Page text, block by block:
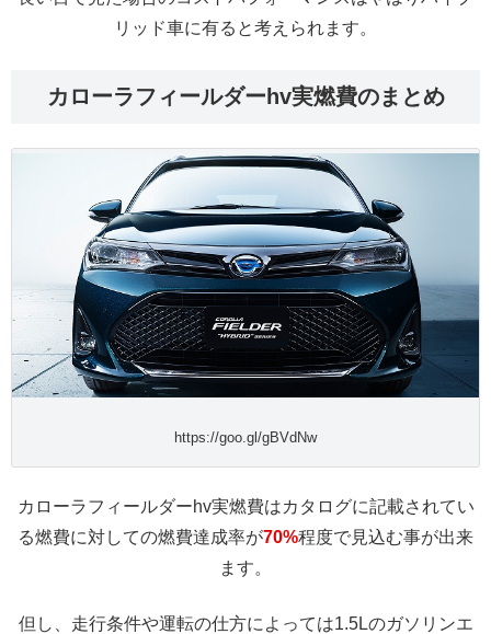
リッド車に有ると考えられます。
カローラフィールダーhv実燃費のまとめ
https://goo.gl/gBVdNw
カローラフィールダーhv実燃費はカタログに記載されてい
る燃費に対しての燃費達成率が70%程度で見込む事が出来
ます。
但し、走行条件や運転の仕方によっては1.5Lのガソリンエ